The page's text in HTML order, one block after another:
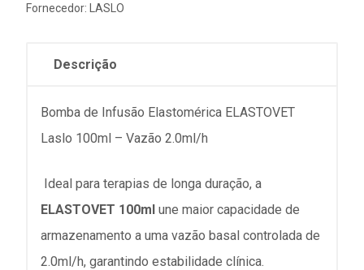
Fornecedor: LASLO
Descrição
Bomba de Infusão Elastomérica ELASTOVET
Laslo 100ml – Vazão 2.0ml/h
Ideal para terapias de longa duração, a
ELASTOVET 100ml une maior capacidade de
armazenamento a uma vazão basal controlada de
2.0ml/h, garantindo estabilidade clínica.